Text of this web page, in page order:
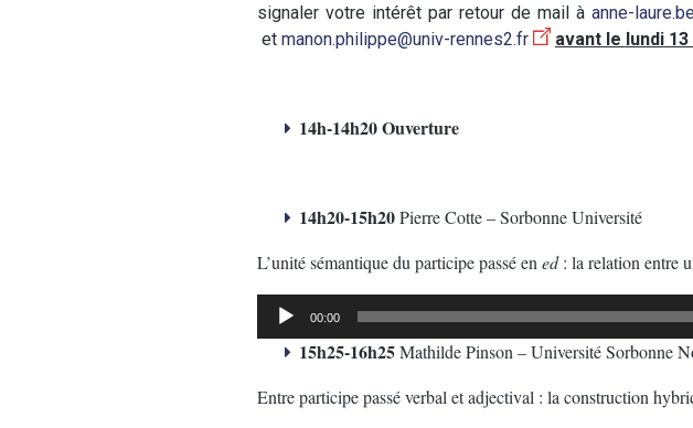
signaler votre intérêt par retour de mail àanne-
et manon.philippe@univ-rennes2.fr avant le lundi13
14h-14h20Ouverture
14h20-15h20Pierre Cotte – Sorbonne Université
L’unité sémantique du participe passé en ed: la relation entre
Lecteur
00:00
15h25-16h25Mathilde Pinson – Université Sorbonne
Entre participe passé verbal et adjectival : la construction